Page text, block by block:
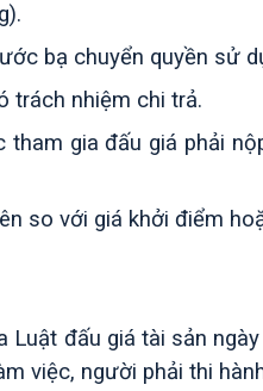
bạ chuyển quyền sử
trách nhiệm chi trả.
tham gia đấu giá phải
so với giá khởi điểm
đấu giá tài sản
việc, người phải thi